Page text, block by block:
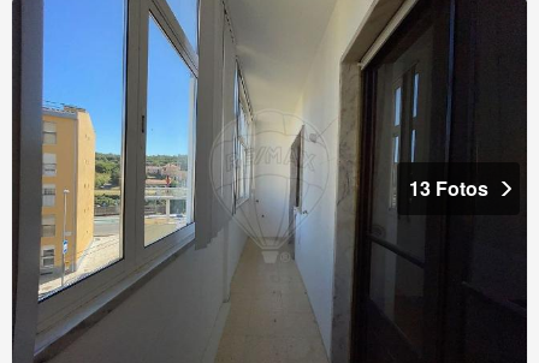
13 Fotos